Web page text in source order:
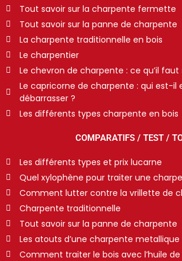
Tout savoir sur la charpente fermette
Tout savoir sur la panne de charpente
La charpente traditionnelle en bois
Le charpentier
Le chevron de charpente : ce qu’il faut
Le capricorne de charpente : qui est-il
débarrasser ?
Les différents types charpente en bois
COMPARATIFS / TEST /
Les différents types et prix lucarne
Quel xylophène pour traiter une
Comment lutter contre la vrillette de
Charpente traditionnelle
Tout savoir sur la panne de charpente
Les atouts d’une charpente metallique
Comment traiter le bois avec l’huile de